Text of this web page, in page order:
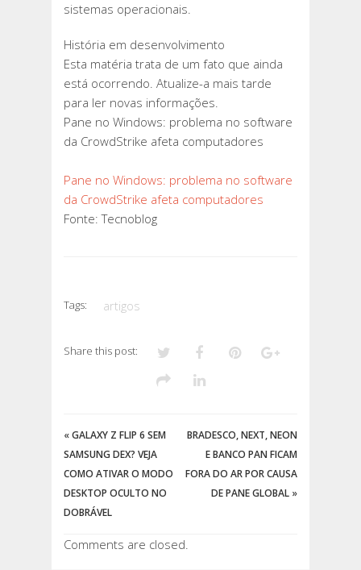
sistemas operacionais.
História em desenvolvimento
Esta matéria trata de um fato que ainda
está ocorrendo. Atualize-a mais tarde
para ler novas informações.
Pane no Windows: problema no software
da CrowdStrike afeta computadores
Pane no Windows: problema no software
da CrowdStrike afeta computadores
Fonte: Tecnoblog
Tags: artigos
Share this post:
«GALAXY Z FLIP 6 SEM
SAMSUNG DEX? VEJA
COMO ATIVAR O MODO
DESKTOP OCULTO NO
DOBRÁVEL
BRADESCO, NEXT, NEON
E BANCO PAN FICAM
FORA DO AR POR CAUSA
DE PANE GLOBAL »
Comments are closed.